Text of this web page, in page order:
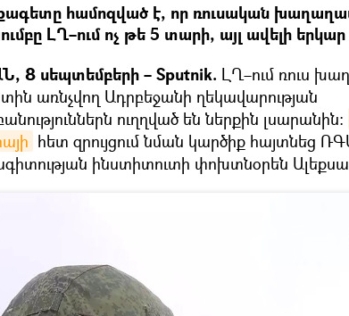
համոզված է, որ ռուսական
ԼՂ–ում ոչ թե 5 տարի, այլ ավելի երկար
8 սեպտեմբերի – Sputnik. ԼՂ–ում ռուս
առնչվող Ադրբեջանի ղեկավարության
ուղղված են ներքին լսարանին։
հետ զրույցում նման կարծիք հայտնեց
ինստիտուտի փոխտնօրեն